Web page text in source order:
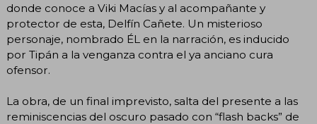
donde conoce a Viki Macías y al acompañante y
protector de esta, Delfín Cañete. Un misterioso
personaje, nombrado ÉL en la narración, es inducido
por Tipán a la venganza contra el ya anciano cura
ofensor.
La obra, de un final imprevisto, salta del presente a las
reminiscencias del oscuro pasado con “flash backs” de